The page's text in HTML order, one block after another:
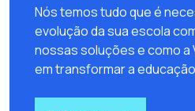
Nós temos tudo que é
evolução da sua escola
nossas soluções e como a
em transformar a